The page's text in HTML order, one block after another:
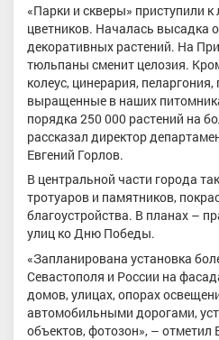
«Парки и скверы» приступили
цветников. Началась высадка
декоративных растений. На
тюльпаны сменит целозия.
колеус, цинерария,
выращенные в наших
порядка 250 000 растений на
рассказал директор
Евгений Горлов.
В центральной части города
тротуаров и памятников,
благоустройства. В планах –
улиц ко Дню Победы.
«Запланирована установка
Севастополя и России на
домов, улицах, опорах
автомобильными дорогами,
объектов, фотозон», – отметил